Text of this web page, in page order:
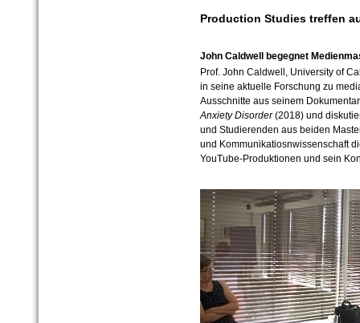
Production Studies treffen
John Caldwell begegnet
Prof. John Caldwell, University of
in seine aktuelle Forschung zu
Ausschnitte aus seinem
Anxiety Disorder(2018) und
und Studierenden aus beiden
und Kommunikatiosnwissenschaft
YouTube-Produktionen und sein